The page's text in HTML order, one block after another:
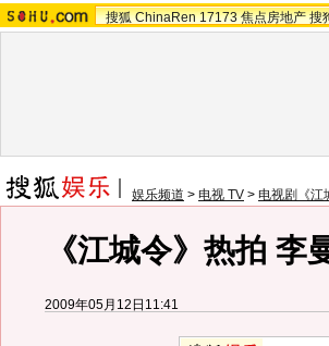
搜狐 ChinaRen 17173 焦点房地产 搜
娱乐频道 > 电视 TV > 电视剧《江
《江城令》热拍 李
2009年05月12日11:41